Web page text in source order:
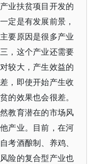
业扶贫项目开发的
定是有发展前景，
要原因是很多产业
，这个产业还需要
较大，产生效益的
，即使开始产生收
的效果也会很差。
教育潜在的市场风
产业。目前，在河
考酒酿制、养鸡、
险的复合型产业也